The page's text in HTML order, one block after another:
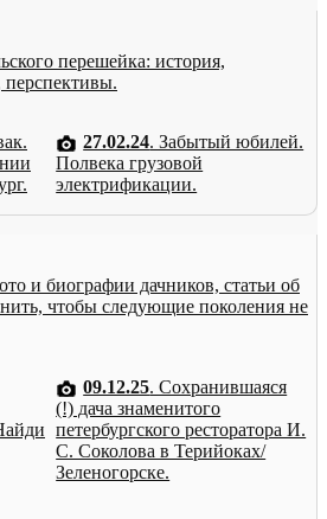
перешейка: история,
перспективы.
27.02.24. Забытый юбилей.
Полвека грузовой
электрификации.
и биографии дачников, статьи об
чтобы следующие поколения не
09.12.25. Сохранившаяся
(!) дача знаменитого
петербургского ресторатора И.
С. Соколова в Терийоках/
Зеленогорске.